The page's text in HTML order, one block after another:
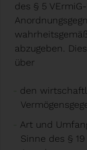
des § 5
abzugeben.
über
den
Art und
Sinne des §